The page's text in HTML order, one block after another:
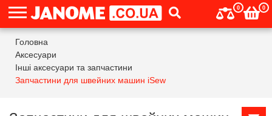
0 0
Головна
Аксесуари
Інші аксесуари та запчастини
Запчастини для швейних машин iSew